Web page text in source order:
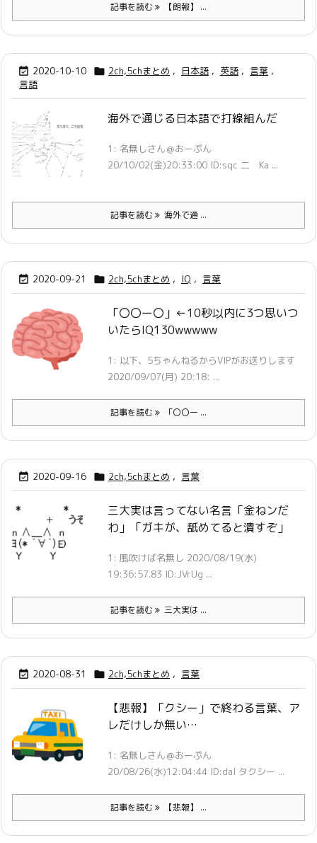
記事を読む 【朗報】 ...
 2020-10-10  2ch,5chまとめ , 日本語 , 英語 , 言葉 ,
言語
海外で通じる日本語で打線組んだ
1: 名無しさん＠おーぷん
20/10/02(金)20:33:00 ID:sqc 二 Ka ...
記事を読む 海外で通 ...
 2020-09-21  2ch,5chまとめ , IQ , 言葉
「〇〇ー〇」←10秒以内に3つ思いつ
いたらIQ130wwwww
1: 以下、5ちゃんねるからVIPがお送りします
2020/09/07(月) 20:18: ...
記事を読む 「〇〇ー ...
 2020-09-16  2ch,5chまとめ , 言葉
三大実は言ってない名言「金ねンだ
わ」「ガキが、舐めてると潰すぞ」
1: 風吹けば名無し 2020/08/19(水)
19:36:57.83 ID:JVrUg ...
記事を読む 三大実は ...
 2020-08-31  2ch,5chまとめ , 言葉
【悲報】「クシー」で終わる言葉、ア
レだけしか無い…
1: 名無しさん＠おーぷん
20/08/26(水)12:04:44 ID:dal タクシー ...
記事を読む 【悲報】 ...